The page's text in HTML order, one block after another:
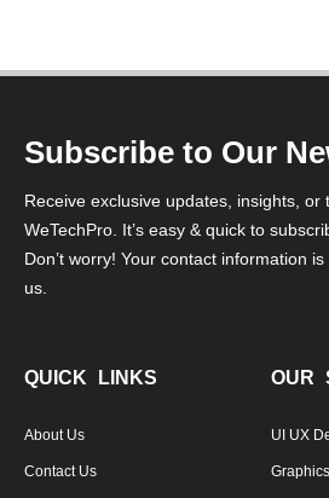
Subscribe to Our
Receive exclusive updates, insights, or
WeTechPro. It’s easy & quick to
Don’t worry! Your contact information
us.
QUICK LINKS
About Us
Contact Us
OUR
UI UX